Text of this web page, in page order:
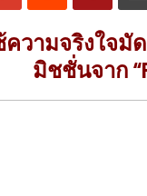
ความจริงใจ
มิชชั่นจาก